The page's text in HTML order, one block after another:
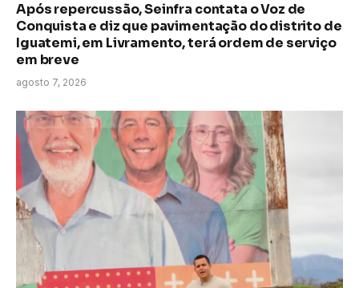
Após repercussão, Seinfra contata o Voz de
Conquista e diz que pavimentação do distrito de
Iguatemi, em Livramento, terá ordem de serviço
em breve
agosto 7, 2026